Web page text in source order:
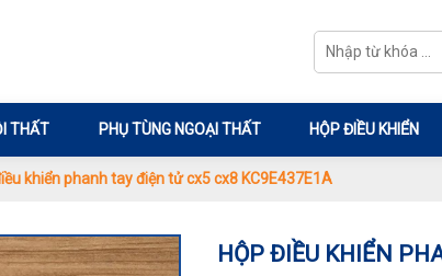
THẤT PHỤ TÙNG NGOẠI THẤT HỘP ĐIỀU KHIỂN
khiển phanh tay điện tử cx5 cx8 KC9E437E1A
HỘP ĐIỀU KHIỂN